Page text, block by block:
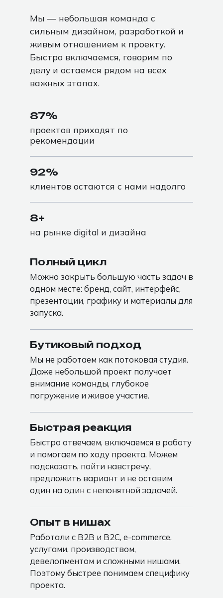
Мы — небольшая команда с
сильным дизайном, разработкой и
живым отношением к проекту.
Быстро включаемся, говорим по
делу и остаемся рядом на всех
важных этапах.
87%
проектов приходят по
рекомендации
92%
клиентов остаются с нами надолго
8+
на рынке digital и дизайна
Полный цикл
Можно закрыть большую часть задач в
одном месте: бренд, сайт, интерфейс,
презентации, графику и материалы для
запуска.
Бутиковый подход
Мы не работаем как потоковая студия.
Даже небольшой проект получает
внимание команды, глубокое
погружение и живое участие.
Быстрая реакция
Быстро отвечаем, включаемся в работу
и помогаем по ходу проекта. Можем
подсказать, пойти навстречу,
предложить вариант и не оставим
один на один с непонятной задачей.
Опыт в нишах
Работали с B2B и B2C, e-commerce,
услугами, производством,
девелопментом и сложными нишами.
Поэтому быстрее понимаем специфику
проекта.